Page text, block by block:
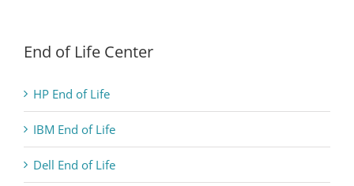
End of Life Center
HP End of Life
IBM End of Life
Dell End of Life